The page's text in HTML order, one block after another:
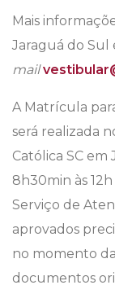
Mais
Jaraguá do Sul
mail
A Matrícula
será realizada
Católica SC em
8h30min às 12h
Serviço de
aprovados
no momento
documentos